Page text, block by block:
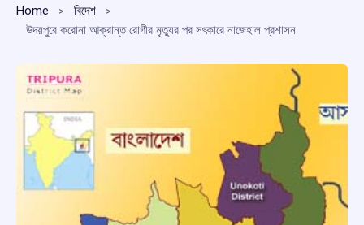
Home
বিদেশ
উদয়পুরে করোনা আক্রান্ত রোগীর মৃত্যুর পর সৎকারে নাজেহাল প্রশাসন